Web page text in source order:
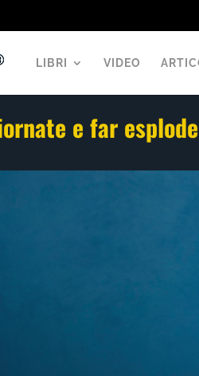
LIBRI VIDEO
e far